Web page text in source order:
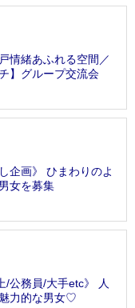
情緒あふれる空間／
】グループ交流会
企画》 ひまわりのよ
女を募集
/公務員/大手etc》 人
力的な男女♡